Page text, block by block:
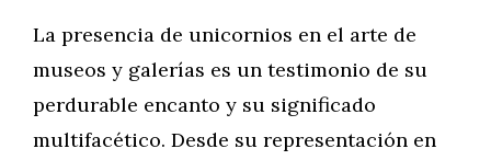
La presencia de unicornios en el arte de
museos y galerías es un testimonio de su
perdurable encanto y su significado
multifacético. Desde su representación en